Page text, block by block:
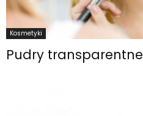
Kosmetyki
Pudry transparentne